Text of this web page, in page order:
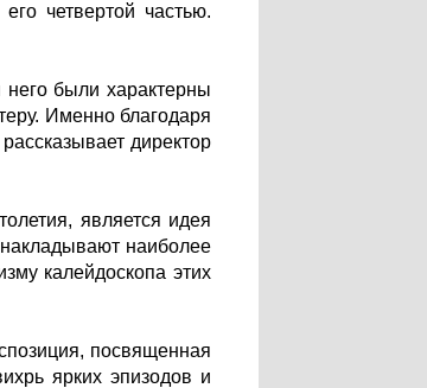
четвертой частью.
были характерны
Именно благодаря
директор
является идея
наиболее
калейдоскопа этих
посвященная
ярких эпизодов и